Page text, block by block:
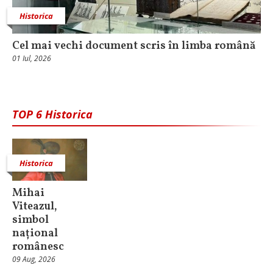
Historica
Cel mai vechi document scris în limba română
01 Iul, 2026
TOP 6 Historica
Historica
Mihai
Viteazul,
simbol
național
românesc
09 Aug, 2026